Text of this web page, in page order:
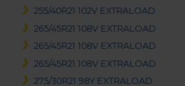
255/40R21 102V EXTRALOAD
265/45R21 108V EXTRALOAD
265/45R21 108V EXTRALOAD
265/45R21 108V EXTRALOAD
275/30R21 98Y EXTRALOAD